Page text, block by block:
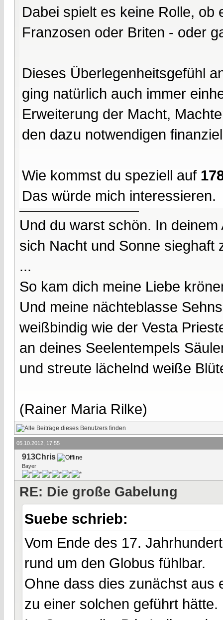
Dabei spielt es keine Rolle, ob
Franzosen oder Briten - oder
Dieses Überlegenheitsgefühl
ging natürlich auch immer
Erweiterung der Macht,
den dazu notwendigen
Wie kommst du speziell auf
Das würde mich interessieren.
Und du warst schön. In deinem
sich Nacht und Sonne sieghaft
...
So kam dich meine Liebe
Und meine nächteblasse
weißbindig wie der Vesta
an deines Seelentempels
und streute lächelnd weiße
(Rainer Maria Rilke)
05.10.2012, 17:55
913Chris
Bayer
RE: Die große Gabelung
Suebe schrieb:
Vom Ende des 17.
rund um den Globus fühlbar.
Ohne dass dies zunächst aus
zu einer solchen geführt hätte.